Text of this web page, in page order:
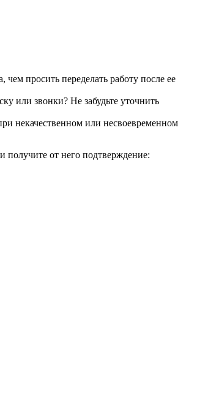
просить переделать работу после ее
или звонки? Не забудьте уточнить
некачественном или несвоевременном
от него подтверждение: